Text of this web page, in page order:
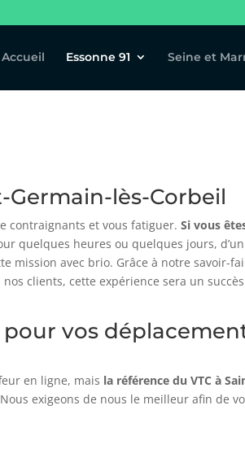
Accueil Essonne 91 Seine et
Germain-lès-Corbeil
contraignants et vous fatiguer.Si vous
quelques heures ou quelques jours, d’un
mission avec brio. Grâce à notre savoir-
clients, cette expérience sera un succès
vos
en ligne, mais la référence du VTC à
exigeons de nous le meilleur afin de